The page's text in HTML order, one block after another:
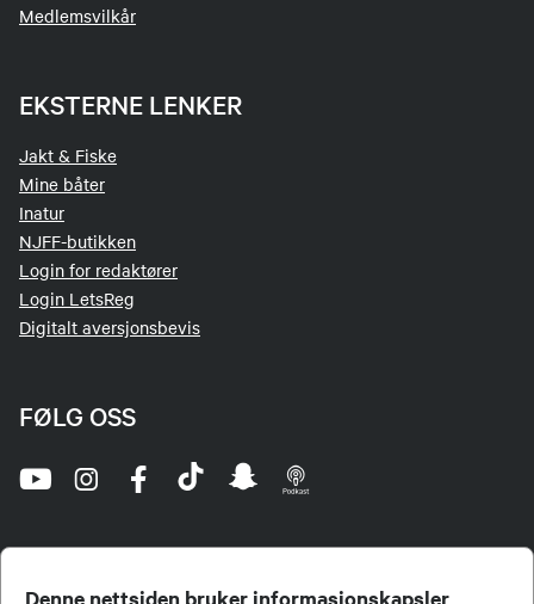
Denne nettsiden bruker informasjonskapsler
Medlemsvilkår
EKSTERNE LENKER
Jakt & Fiske
Mine båter
Inatur
NJFF-butikken
Login for redaktører
Login LetsReg
Digitalt aversjonsbevis
FØLG OSS